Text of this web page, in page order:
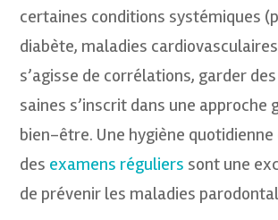
certaines conditions systémiques
diabète, maladies
s’agisse de corrélations, garder
saines s’inscrit dans une approche
bien-être. Une hygiène
des examens réguliers sont une
de prévenir les maladies